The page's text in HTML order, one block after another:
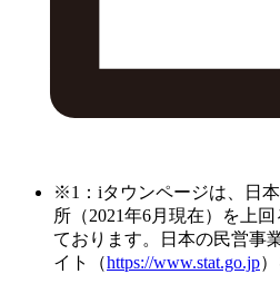
※1：iタウンページは、日
所（2021年6月現在）を上
ております。日本の民営事
イト（https://www.stat.go.jp